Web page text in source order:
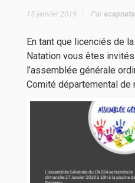
15 janvier 2019 Par
En tant que licenciés de
Natation vous êtes
l’assemblée générale
Comité départemental de